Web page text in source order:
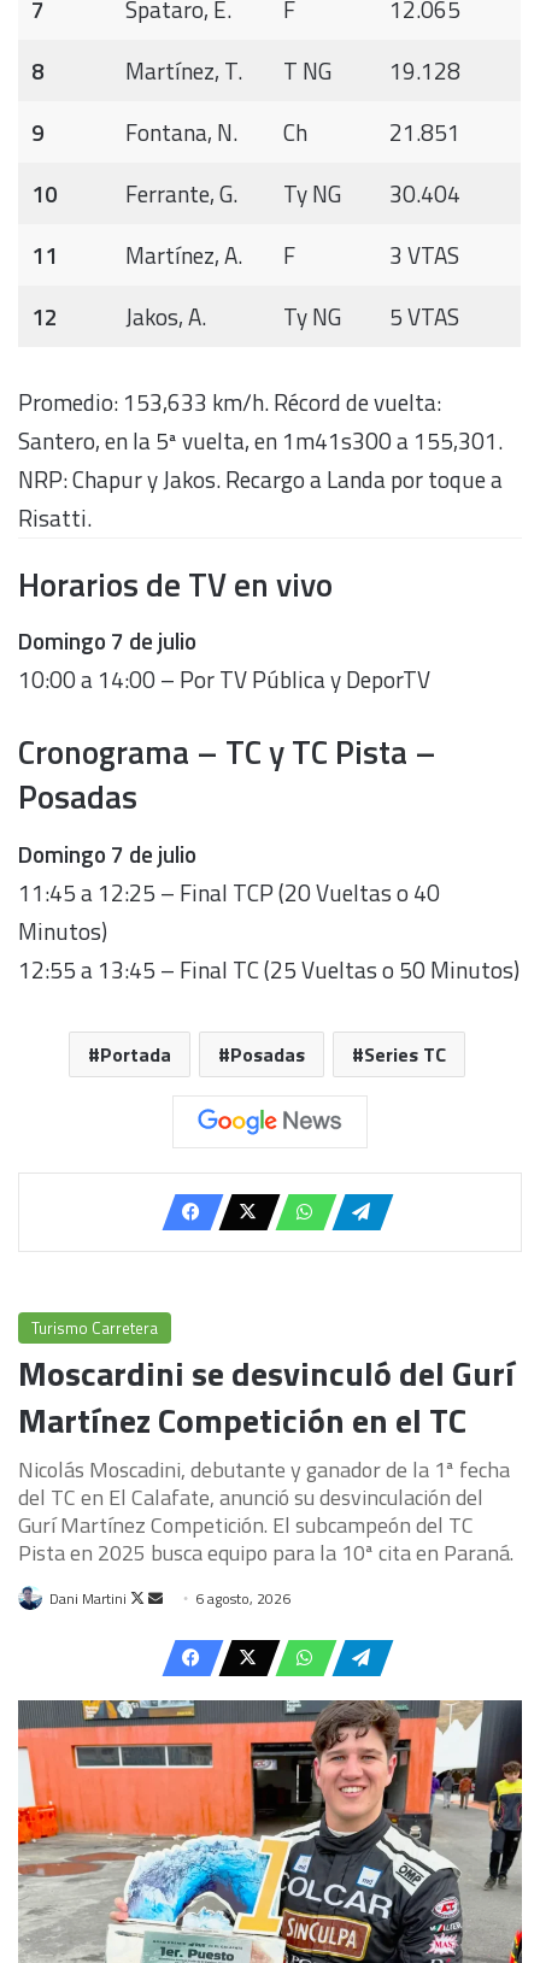
7
Spataro, E. F
12.065
8
Martínez, T. T NG
19.128
9
Fontana, N. Ch
21.851
10
Ferrante, G. Ty NG
30.404
11
Martínez, A. F
3 VTAS
12
Jakos, A. Ty NG 5 VTAS
Promedio: 153,633 km/h. Récord de vuelta:
Santero, en la 5ª vuelta, en 1m41s300 a 155,301.
NRP: Chapur y Jakos. Recargo a Landa por toque a
Risatti.
Horarios de TV en vivo
Domingo 7 de julio
10:00 a 14:00 – Por TV Pública y DeporTV
Cronograma – TC y TC Pista –
Posadas
Domingo 7 de julio
11:45 a 12:25 – Final TCP (20 Vueltas o 40
Minutos)
12:55 a 13:45 – Final TC (25 Vueltas o 50 Minutos)
Portada Posadas Series TC